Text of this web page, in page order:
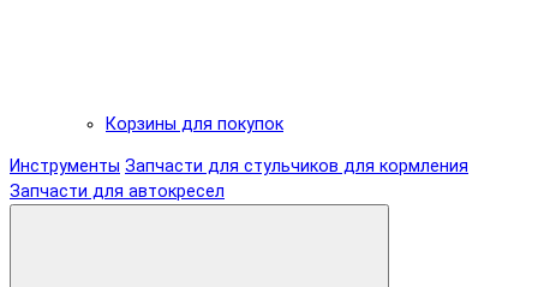
Корзины для покупок
Инструменты Запчасти для стульчиков для кормления
Запчасти для автокресел